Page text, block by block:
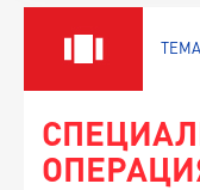
ТЕМА